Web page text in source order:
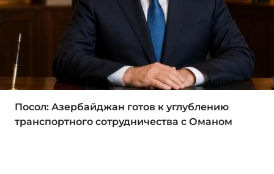
Посол: Азербайджан готов к углублению
транспортного сотрудничества с Оманом